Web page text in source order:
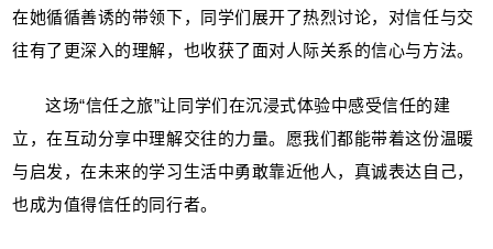
在她循循善诱的带领下，同学们展开了热烈讨论，对信任与交
往有了更深入的理解，也收获了面对人际关系的信心与方法。
这场“信任之旅”让同学们在沉浸式体验中感受信任的建
立，在互动分享中理解交往的力量。愿我们都能带着这份温暖
与启发，在未来的学习生活中勇敢靠近他人，真诚表达自己，
也成为值得信任的同行者。